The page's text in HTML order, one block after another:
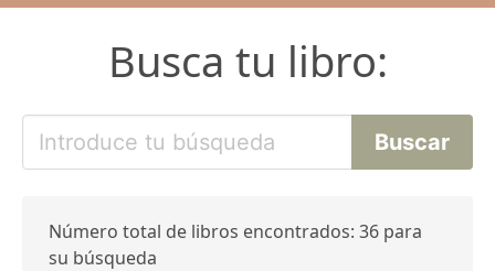
Busca tu libro:
Número total de libros encontrados: 36 para
su búsqueda